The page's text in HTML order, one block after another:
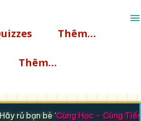
Thêm…
Thêm…
rủ bạn bè 'Cùng Học - Cùng Tiến'